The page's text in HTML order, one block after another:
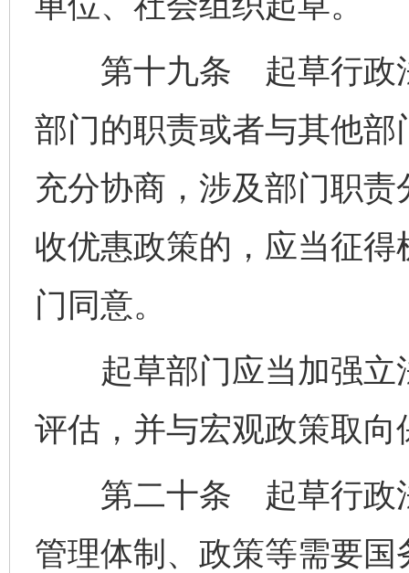
第十九条 起草行政法
部门的职责或者与其他
充分协商，涉及部门职
收优惠政策的，应当征
门同意。
起草部门应当加强立
评估，并与宏观政策取
第二十条 起草行政法
管理体制、政策等需要